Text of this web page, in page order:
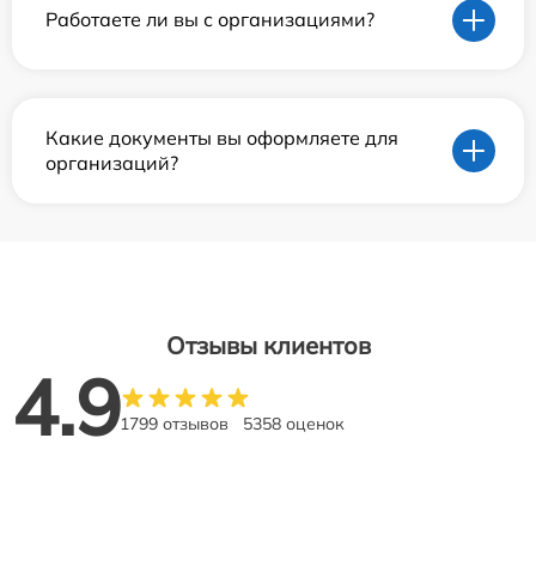
Работаете ли вы с организациями?
Какие документы вы оформляете для
организаций?
Отзывы клиентов
4.91799 отзывов 5358 оценок